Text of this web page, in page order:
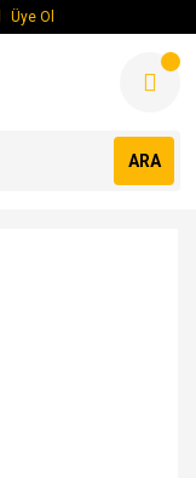
Üye Ol
ARA